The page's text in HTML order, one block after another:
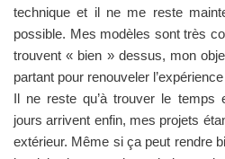
technique et il ne me reste
possible. Mes modèles sont très
trouvent « bien » dessus, mon
partant pour renouveler
Il ne reste qu’à trouver le temps
jours arrivent enfin, mes projets
extérieur. Même si ça peut rendre